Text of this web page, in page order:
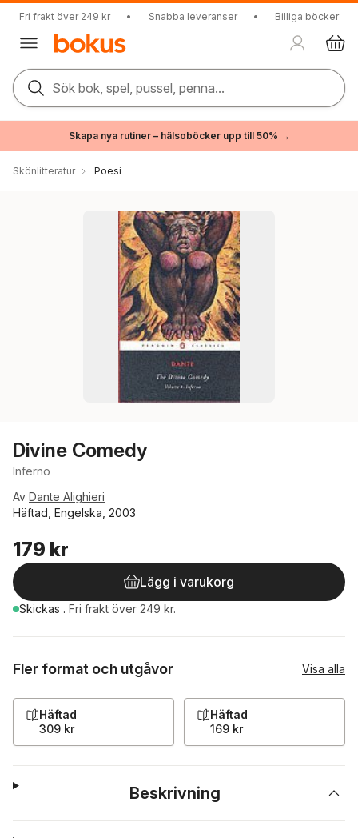
Fri frakt över 249 kr • Snabba leveranser • Billiga böcker
Sök bok, spel, pussel, penna...
Skapa nya rutiner – hälsoböcker upp till 50% →
Skönlitteratur Poesi
Divine Comedy
Inferno
Av Dante Alighieri
Häftad, Engelska, 2003
179 kr
Lägg i varukorg
Skickas . Fri frakt över 249 kr.
Fler format och utgåvor Visa alla
Häftad
309 kr
Häftad
169 kr
Beskrivning